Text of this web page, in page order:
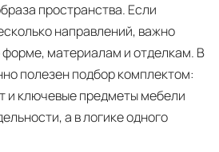
пространства. Если
направлений, важно
материалам и отделкам. В
полезен подбор комплектом:
и ключевые предметы мебели
а в логике одного